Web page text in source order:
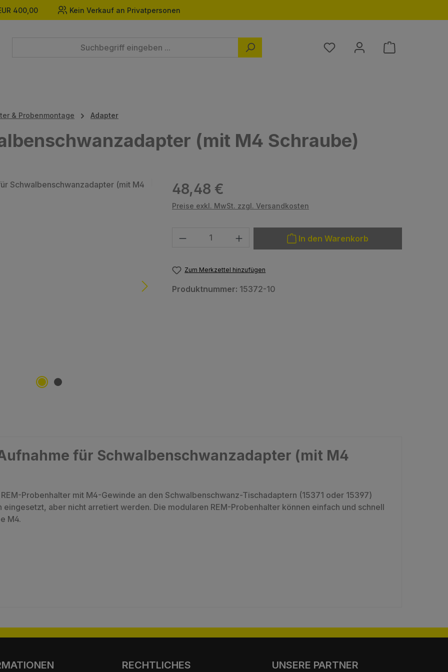
400,00 Kein Verkauf an Privatpersonen
Du hast 0 Produkte auf dem
& Probenmontage Adapter
(mit M4 Schraube)
Regulärer Preis:
48,48 €
Preise exkl. MwSt. zzgl. Versandkosten
Produkt Anzahl: Gib den gewünschten Wert ein oder benutze die
In den Warenkorb
Zum Merkzettel hinzufügen
Produktnummer: 15372-10
für Schwalbenschwanzadapter (mit M4
Probenhalter mit M4-Gewinde an den Schwalbenschwanz-Tischadaptern (15371 oder 15397)
aber nicht arretiert werden. Die modularen REM-Probenhalter können einfach und schnell
M4.
RECHTLICHES UNSERE PARTNER